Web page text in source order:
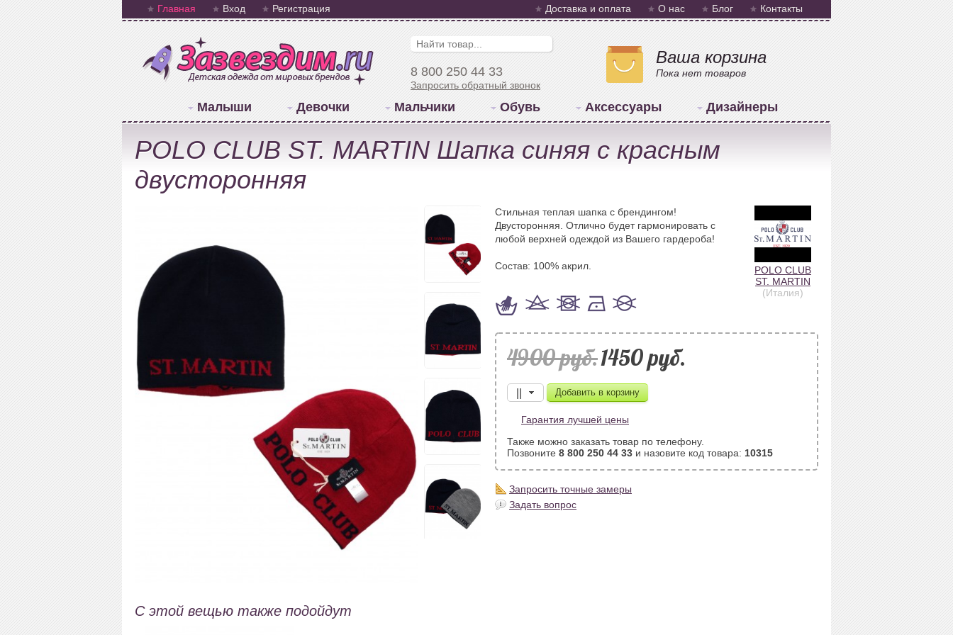
Главная Вход Регистрация Доставка и оплата О нас Блог Контакты
Ваша корзина
Пока нет товаров
8 800 250 44 33
Запросить обратный звонок
Малыши Девочки Мальчики Обувь Аксессуары Дизайнеры
POLO CLUB ST. MARTIN Шапка синяя с красным
двусторонняя
POLO CLUB
ST. MARTIN
(Италия)
Стильная теплая шапка с брендингом!
Двусторонняя. Отлично будет гармонировать с
любой верхней одеждой из Вашего гардероба!
Состав: 100% акрил.
4900 pуб.1450 pуб.
Гарантия лучшей цены
Также можно заказать товар по телефону.
Позвоните 8 800 250 44 33 и назовите код товара: 10315
Запросить точные замеры
Задать вопрос
С этой вещью также подойдут